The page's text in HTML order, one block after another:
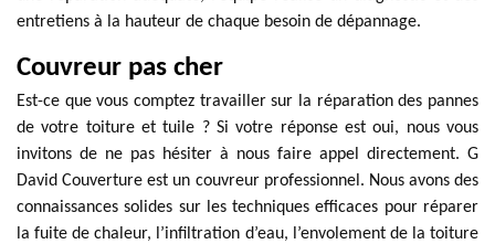
entretiens à la hauteur de chaque besoin de dépannage.
Couvreur pas cher
Est-ce que vous comptez travailler sur la réparation des pannes
de votre toiture et tuile ? Si votre réponse est oui, nous vous
invitons de ne pas hésiter à nous faire appel directement. G
David Couverture est un couvreur professionnel. Nous avons des
connaissances solides sur les techniques efficaces pour réparer
la fuite de chaleur, l’infiltration d’eau, l’envolement de la toiture